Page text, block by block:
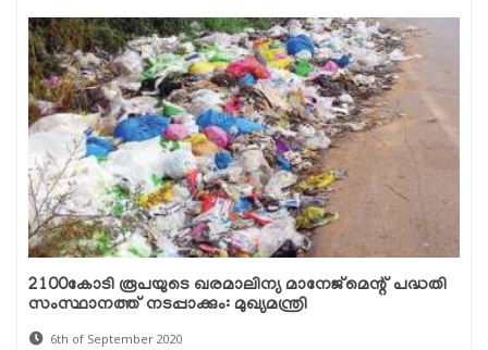
2100കോടി രൂപയുടെ ഖരമാലിന്യ മാനേജ്മെന്റ് പദ്ധതി
സംസ്ഥാനത്ത് നടപ്പാക്കും: മുഖ്യമന്ത്രി
6th of September 2020